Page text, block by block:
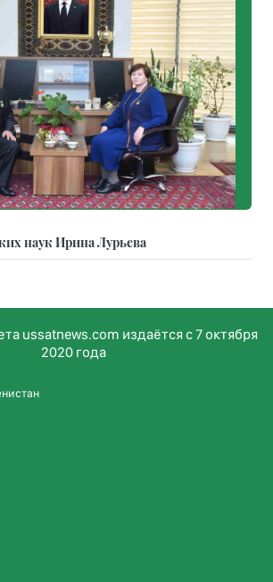
наук Ирина Лурьева
ussatnews.com издаётся с 7 октября
2020 года